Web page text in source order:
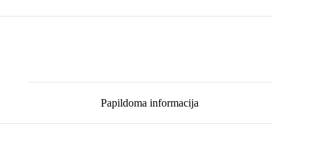
Papildoma informacija